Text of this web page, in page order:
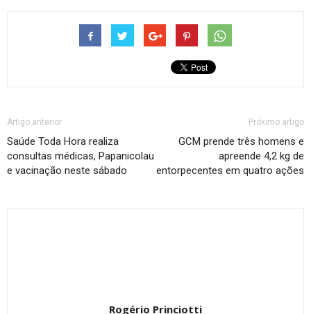
Artigo anterior
Saúde Toda Hora realiza
consultas médicas, Papanicolau
e vacinação neste sábado
Próximo artigo
GCM prende três homens e
apreende 4,2 kg de
entorpecentes em quatro ações
Rogério Princiotti